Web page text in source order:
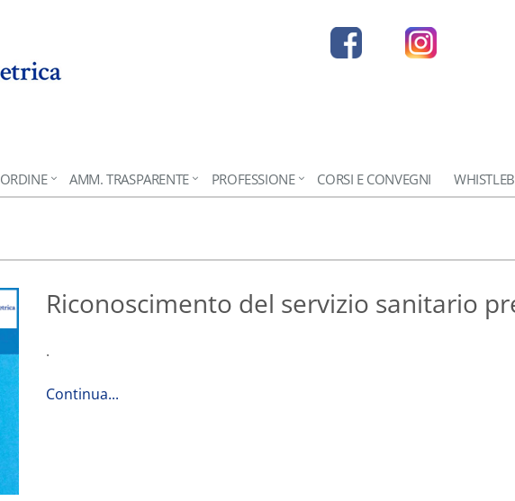
ORDINE AMM. TRASPARENTE PROFESSIONE CORSI E CONVEGNI
Riconoscimento del servizio sanitario
.
Continua...